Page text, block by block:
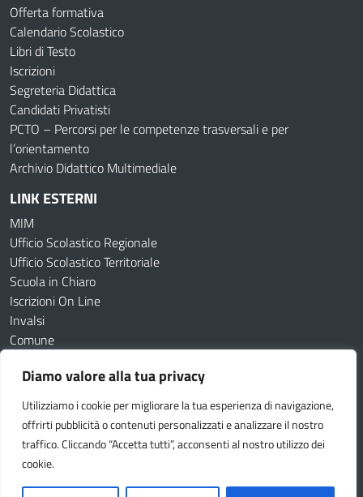
Diamo valore alla tua privacy
Utilizziamo i cookie per migliorare la tua esperienza di navigazione,
offrirti pubblicità o contenuti personalizzati e analizzare il nostro
traffico. Cliccando “Accetta tutti”, acconsenti al nostro utilizzo dei
cookie.
Offerta formativa
Calendario Scolastico
Libri di Testo
Iscrizioni
Segreteria Didattica
Candidati Privatisti
PCTO – Percorsi per le competenze trasversali e per
l’orientamento
Archivio Didattico Multimediale
LINK ESTERNI
MIM
Ufficio Scolastico Regionale
Ufficio Scolastico Territoriale
Scuola in Chiaro
Iscrizioni On Line
Invalsi
Comune
Amministrazione TrasparenteAlbo online
Dichiarazione di accessibilitàObiettivi di accessibilità
Cookie PolicyPrivacy Policy
Seguici su: